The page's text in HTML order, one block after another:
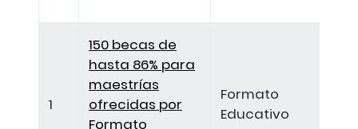
1
150 becas de
hasta 86% para
maestrías
ofrecidas por
Formato
Formato
Educativo